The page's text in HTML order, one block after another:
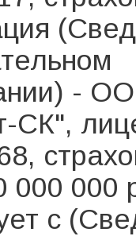
-
СК",
000 000
с